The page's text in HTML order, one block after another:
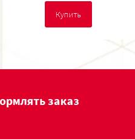
Купить
заказ